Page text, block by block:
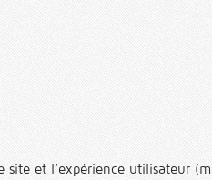
site et l’expérience utilisateur